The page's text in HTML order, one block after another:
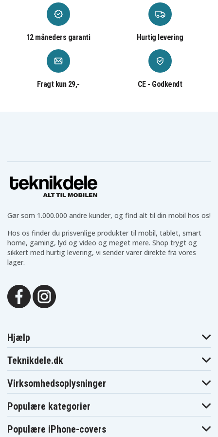
Plastik
12 måneders garanti Hurtig levering
Fragt kun 29,- CE - Godkendt
Gør som 1.000.000 andre kunder, og find alt til din mobil hos os!
Hos os finder du prisvenlige produkter til mobil, tablet, smart
home, gaming, lyd og video og meget mere. Shop trygt og
sikkert med hurtig levering, vi sender varer direkte fra vores
lager.
Hjælp
Teknikdele.dk
Virksomhedsoplysninger
Populære kategorier
Populære iPhone-covers